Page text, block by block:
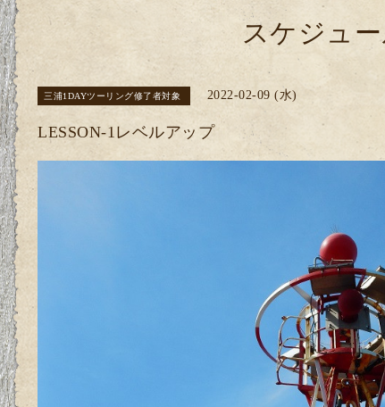
スケジュ
三浦1DAYツーリング修了者対象 2022-02-09 (水)
LESSON-1レベルアップ